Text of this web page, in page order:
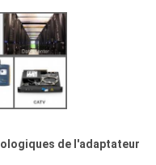
de l'adaptateur